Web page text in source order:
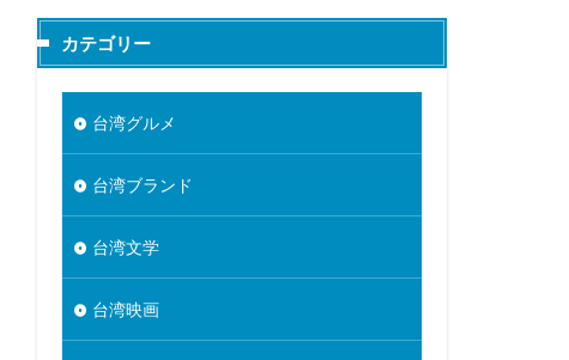
カテゴリー
台湾グルメ
台湾ブランド
台湾文学
台湾映画